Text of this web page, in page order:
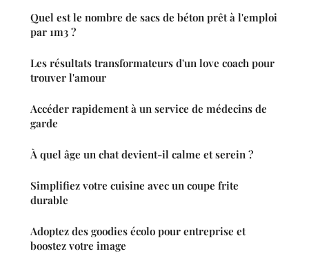
Quel est le nombre de sacs de béton prêt à l'emploi
par 1m3 ?
Les résultats transformateurs d'un love coach pour
trouver l'amour
Accéder rapidement à un service de médecins de
garde
À quel âge un chat devient-il calme et serein ?
Simplifiez votre cuisine avec un coupe frite
durable
Adoptez des goodies écolo pour entreprise et
boostez votre image